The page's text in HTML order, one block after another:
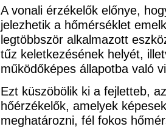
A vonali érzékelők előnye,
jelezhetik a hőmérséklet
legtöbbször alkalmazott
tűz keletkezésének helyét,
működőképes állapotba való
Ezt küszöbölik ki a fejletteb,
hőérzékelők, amelyek
meghatározni, fél fokos